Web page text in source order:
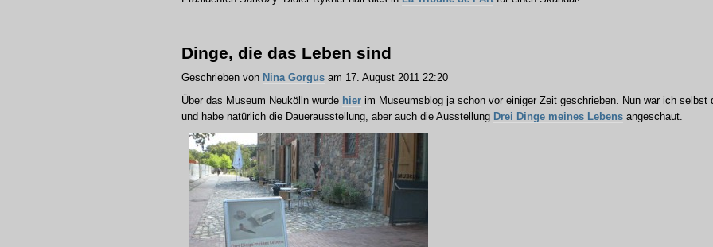
Dinge, die das Leben sind
Geschrieben von Nina Gorgus am 17. August 2011 22:20
Über das Museum Neukölln wurde hier im Museumsblog ja schon vor einiger Zeit geschrieben. Nun war ich selbst
und habe natürlich die Dauerausstellung, aber auch die Ausstellung Drei Dinge meines Lebens angeschaut.